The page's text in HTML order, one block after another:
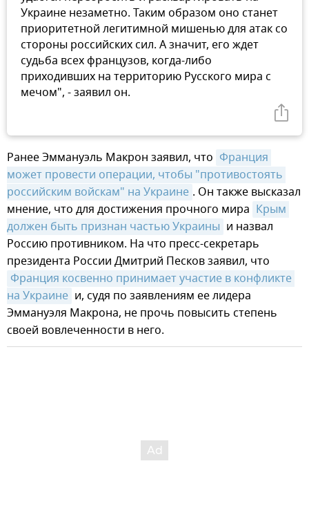
Украине незаметно. Таким образом оно станет
приоритетной легитимной мишенью для атак со
стороны российских сил. А значит, его ждет
судьба всех французов, когда-либо
приходивших на территорию Русского мира с
мечом", - заявил он.
Ранее Эммануэль Макрон заявил, что Франция
может провести операции, чтобы "противостоять
российским войскам" на Украине . Он также высказал
мнение, что для достижения прочного мира Крым
должен быть признан частью Украины и назвал
Россию противником. На что пресс-секретарь
президента России Дмитрий Песков заявил, что
Франция косвенно принимает участие в конфликте
на Украине и, судя по заявлениям ее лидера
Эммануэля Макрона, не прочь повысить степень
своей вовлеченности в него.